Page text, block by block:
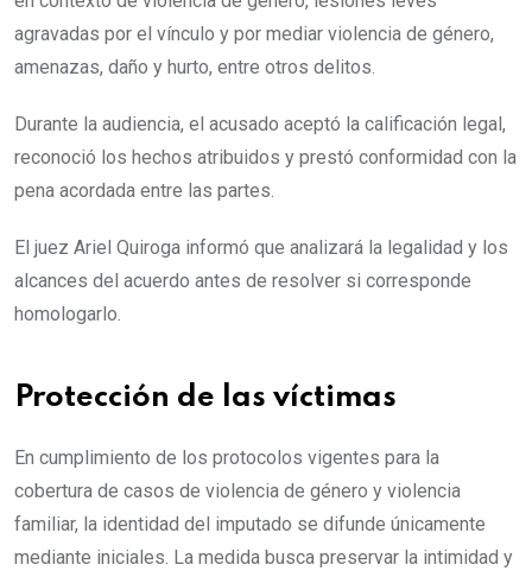
agravadas por el vínculo y por mediar violencia de género,
amenazas, daño y hurto, entre otros delitos.
Durante la audiencia, el acusado aceptó la calificación legal,
reconoció los hechos atribuidos y prestó conformidad con la
pena acordada entre las partes.
El juez Ariel Quiroga informó que analizará la legalidad y los
alcances del acuerdo antes de resolver si corresponde
homologarlo.
Protección de las víctimas
En cumplimiento de los protocolos vigentes para la
cobertura de casos de violencia de género y violencia
familiar, la identidad del imputado se difunde únicamente
mediante iniciales. La medida busca preservar la intimidad y